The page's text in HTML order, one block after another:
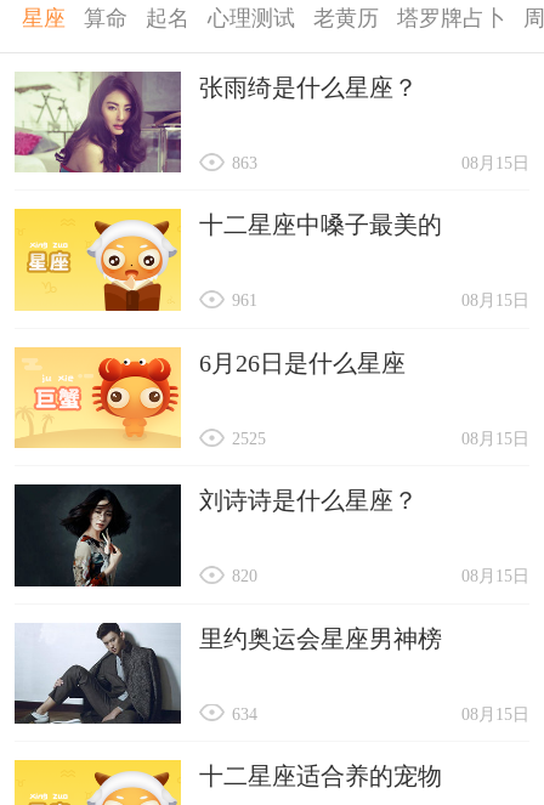
星座 算命 起名 心理测试 老黄历 塔罗牌占卜
张雨绮是什么星座？
08月15日
863
十二星座中嗓子最美的
08月15日
961
6月26日是什么星座
08月15日
2525
刘诗诗是什么星座？
08月15日
820
里约奥运会星座男神榜
08月15日
634
十二星座适合养的宠物